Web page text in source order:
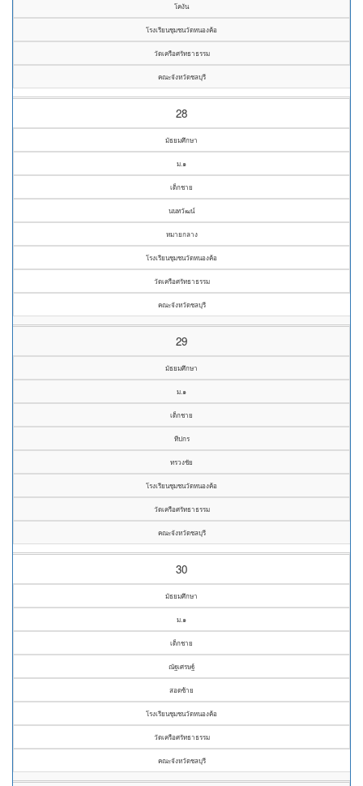
โคงัน
โรงเรียนชุมชนวัดหนองค้อ
วัดเครือศรัทธาธรรม
คณะจังหวัดชลบุรี
28
มัธยมศึกษา
ม.๑
เด็กชาย
นนทวัฒน์
หมายกลาง
โรงเรียนชุมชนวัดหนองค้อ
วัดเครือศรัทธาธรรม
คณะจังหวัดชลบุรี
29
มัธยมศึกษา
ม.๑
เด็กชาย
ทีปกร
ทรวงชัย
โรงเรียนชุมชนวัดหนองค้อ
วัดเครือศรัทธาธรรม
คณะจังหวัดชลบุรี
30
มัธยมศึกษา
ม.๑
เด็กชาย
ณัฐเศรษฐ์
สอดซ้าย
โรงเรียนชุมชนวัดหนองค้อ
วัดเครือศรัทธาธรรม
คณะจังหวัดชลบุรี